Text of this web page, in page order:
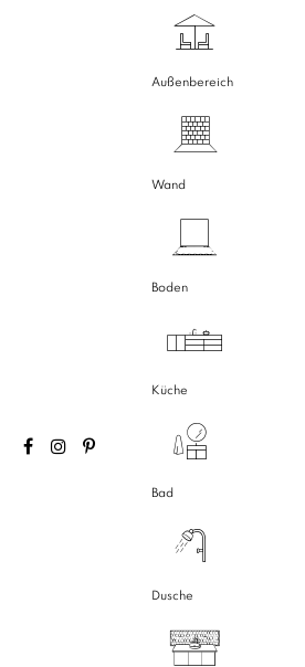
Außenbereich
Wand
Boden
Küche
Bad
Dusche